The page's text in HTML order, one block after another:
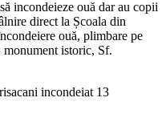
incondeieze ouă dar au copii
direct la Școala din
ouă, plimbare pe
istoric, Sf.